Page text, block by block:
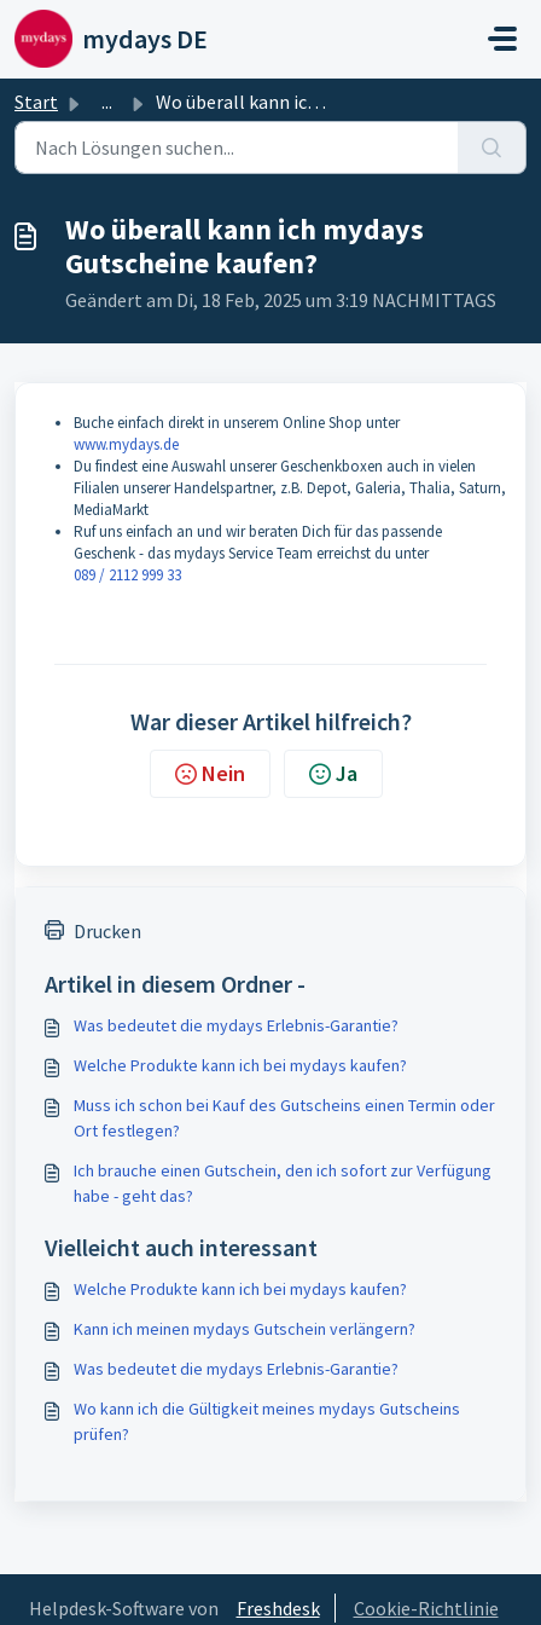
Zum hauptsächlichen Inhalt gehen
mydays DE
Start ... Wo überall kann ich mydays Gutscheine kaufen?
Wo überall kann ich mydays
Gutscheine kaufen?
Geändert am Di, 18 Feb, 2025 um 3:19 NACHMITTAGS
Buche einfach direkt in unserem Online Shop unter
www.mydays.de
Du findest eine Auswahl unserer Geschenkboxen auch in vielen
Filialen unserer Handelspartner, z.B. Depot, Galeria, Thalia, Saturn,
MediaMarkt
Ruf uns einfach an und wir beraten Dich für das passende
Geschenk - das mydays Service Team erreichst du unter
089 / 2112 999 33
War dieser Artikel hilfreich?
Nein Ja
Drucken
Artikel in diesem Ordner -
Was bedeutet die mydays Erlebnis-Garantie?
Welche Produkte kann ich bei mydays kaufen?
Muss ich schon bei Kauf des Gutscheins einen Termin oder
Ort festlegen?
Ich brauche einen Gutschein, den ich sofort zur Verfügung
habe - geht das?
Vielleicht auch interessant
Welche Produkte kann ich bei mydays kaufen?
Kann ich meinen mydays Gutschein verlängern?
Was bedeutet die mydays Erlebnis-Garantie?
Wo kann ich die Gültigkeit meines mydays Gutscheins
prüfen?
Helpdesk-Software von Freshdesk Cookie-Richtlinie